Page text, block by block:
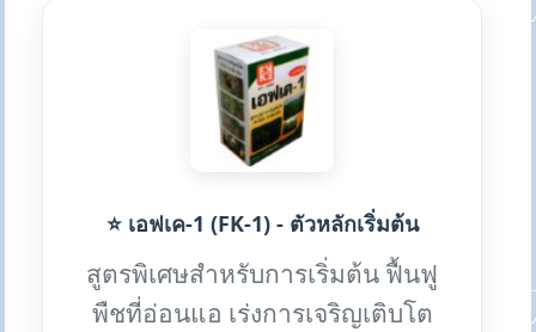
⭐ เอฟเค-1 (FK-1) - ตัวหลักเริ่มต้น
สูตรพิเศษสำหรับการเริ่มต้น ฟื้นฟู
พืชที่อ่อนแอ เร่งการเจริญเติบโต